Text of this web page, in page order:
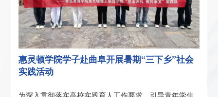
惠灵顿学院学子赴曲阜开展暑期“三下乡”社会
实践活动
为深入贯彻落实高校实践育人工作要求，引导青年学生